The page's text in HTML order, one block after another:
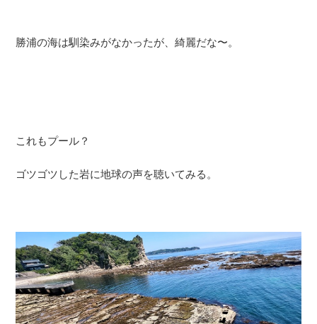
勝浦の海は馴染みがなかったが、綺麗だな〜。
これもプール？
ゴツゴツした岩に地球の声を聴いてみる。